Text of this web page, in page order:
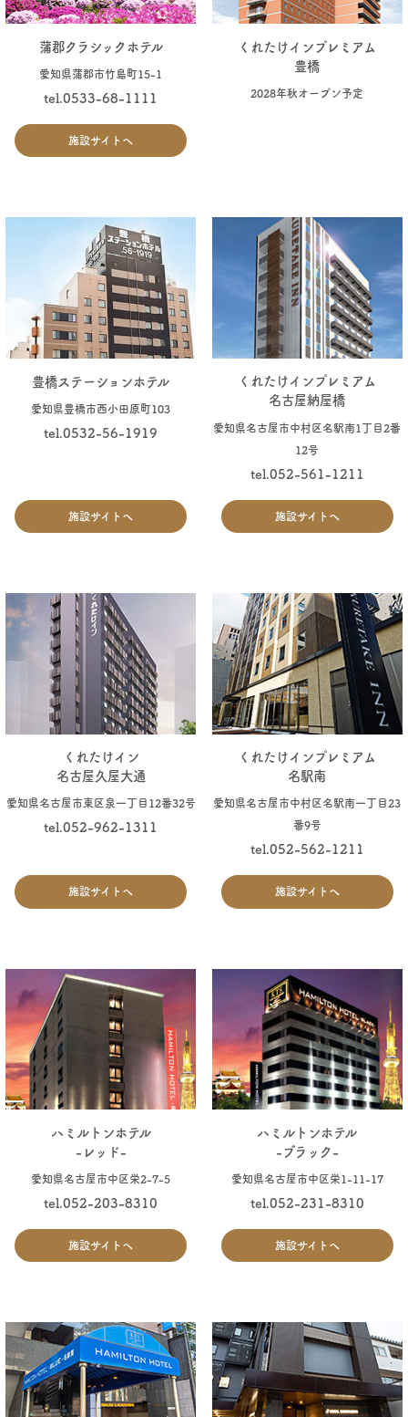
蒲郡クラシックホテル
愛知県蒲郡市竹島町15-1
tel.0533-68-1111
施設サイトへ
くれたけインプレミアム
豊橋
2028年秋オープン予定
豊橋ステーションホテル
愛知県豊橋市西小田原町103
tel.0532-56-1919
施設サイトへ
くれたけインプレミアム
名古屋納屋橋
愛知県名古屋市中村区名駅南1丁目2番
12号
tel.052-561-1211
施設サイトへ
くれたけイン
名古屋久屋大通
愛知県名古屋市東区泉一丁目12番32号
tel.052-962-1311
施設サイトへ
くれたけインプレミアム
名駅南
愛知県名古屋市中村区名駅南一丁目23
番9号
tel.052-562-1211
施設サイトへ
ハミルトンホテル
-レッド-
愛知県名古屋市中区栄2-7-5
tel.052-203-8310
施設サイトへ
ハミルトンホテル
-ブラック-
愛知県名古屋市中区栄1-11-17
tel.052-231-8310
施設サイトへ